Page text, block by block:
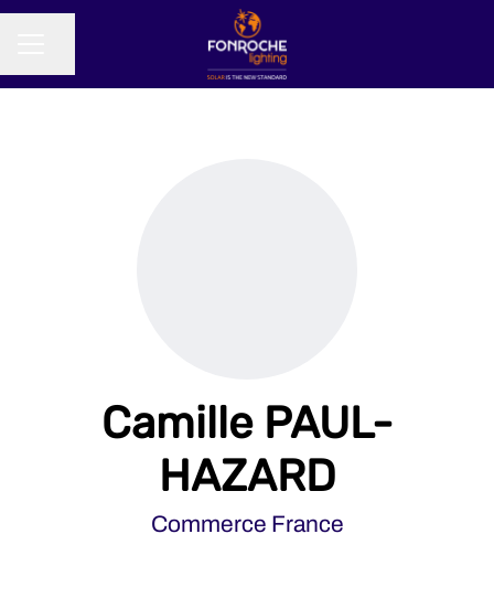
Camille PAUL-
HAZARD
Commerce France